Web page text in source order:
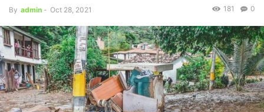
By admin - Oct 28, 2021 0
181